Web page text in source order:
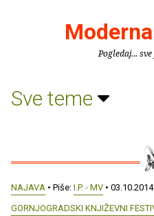
Pogledaj...
Sve teme
NAJAVA • Piše: I.P. - MV •
GORNJOGRADSKI KNJIŽEVNI